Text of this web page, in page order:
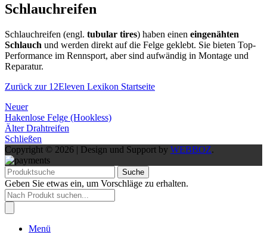
Schlauchreifen
Schlauchreifen (engl. tubular tires) haben einen eingenähten
Schlauch und werden direkt auf die Felge geklebt. Sie bieten Top-
Performance im Rennsport, aber sind aufwändig in Montage und
Reparatur.
Zurück zur 12Eleven Lexikon Startseite
Neuer
Hakenlose Felge (Hookless)
Älter Drahtreifen
Schließen
Copyright © 2026 | Design und Support by WEBBOZ.
Suche
Geben Sie etwas ein, um Vorschläge zu erhalten.
Products
search
Menü